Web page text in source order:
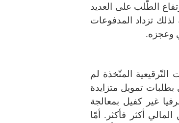
الطّلب على العديد
تزداد المدفوعات
وعجزه.
التّرقيعية المتّخذة لم
بطلبات تمويل متزايدة
غير كفيل بمعالجة
أكثر فأكثر .
أمّا